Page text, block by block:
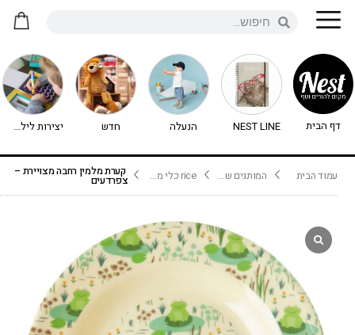
דף הבית NEST LINE הנעלה חדש יצירות לילדים - יצירה לילדים
עמוד הבית המותגים שלנו rice כלי מלמין קערת מלמין רחבה מצויירת –
צפרדעים